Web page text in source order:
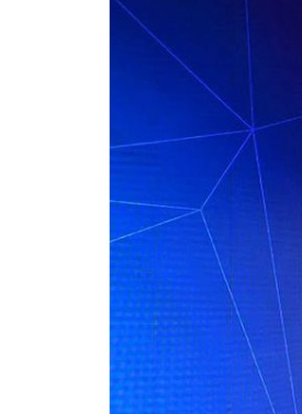
البريد الالكترونى للطالب
التدريب الميداني
نادى الطلاب المتفوقين
والبحوث والعلاقات الثقافية
الدراسات العليا والبحوث
إدارة العلاقات الثقافية
لطلاب الدراسات العليا
البرامج الدراسية
الدكتوراة
برنامج الماجستير
الماجستير المهنى
المستدامة للأراضى
لوائح برامج الدراسات العليا
(ماجستير/ دكتوراه
للدراسات العليا إلكترونيا